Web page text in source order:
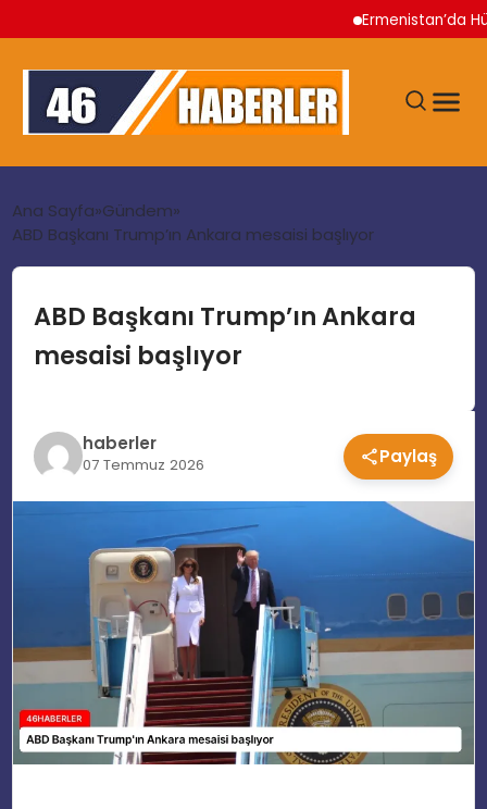
Ermenistan’da
GÜNDEM
EKONOMI
TEKNOLOJI
MAGAZIN
SPOR
YAŞAM
Ana Sayfa Gündem
ABD Başkanı Trump’ın Ankara mesaisi başlıyor
ABD Başkanı Trump’ın Ankara
mesaisi başlıyor
haberler
07 Temmuz 2026 Paylaş